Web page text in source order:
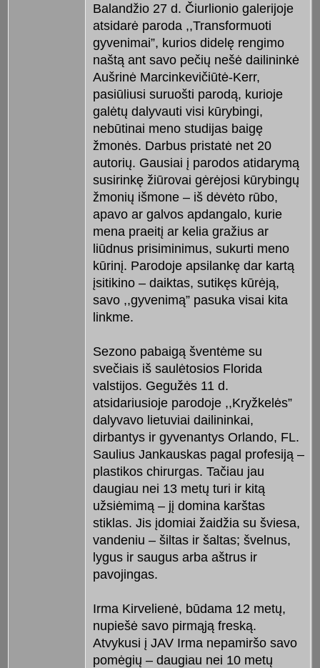
Balandžio 27 d. Čiurlionio galerijoje
atsidarė paroda ,,Transformuoti
gyvenimai”, kurios didelę rengimo
naštą ant savo pečių nešė dailininkė
Aušrinė Marcinkevičiūtė-Kerr,
pasiūliusi suruošti parodą, kurioje
galėtų dalyvauti visi kūrybingi,
nebūtinai meno studijas baigę
žmonės. Darbus pristatė net 20
autorių. Gausiai į parodos atidarymą
susirinkę žiūrovai gėrėjosi kūrybingų
žmonių išmone – iš dėvėto rūbo,
apavo ar galvos apdangalo, kurie
mena praeitį ar kelia gražius ar
liūdnus prisiminimus, sukurti meno
kūrinį. Parodoje apsilankę dar kartą
įsitikino – daiktas, sutikęs kūrėją,
savo ,,gyvenimą” pasuka visai kita
linkme.
Sezono pabaigą šventėme su
svečiais iš saulėtosios Florida
valstijos. Gegužės 11 d.
atsidariusioje parodoje ,,Kryžkelės”
dalyvavo lietuviai dailininkai,
dirbantys ir gyvenantys Orlando, FL.
Saulius Jankauskas pagal profesiją –
plastikos chirurgas. Tačiau jau
daugiau nei 13 metų turi ir kitą
užsiėmimą – jį domina karštas
stiklas. Jis įdomiai žaidžia su šviesa,
vandeniu – šiltas ir šaltas; švelnus,
lygus ir saugus arba aštrus ir
pavojingas.
Irma Kirvelienė, būdama 12 metų,
nupiešė savo pirmąją freską.
Atvykusi į JAV Irma nepamiršo savo
pomėgių – daugiau nei 10 metų